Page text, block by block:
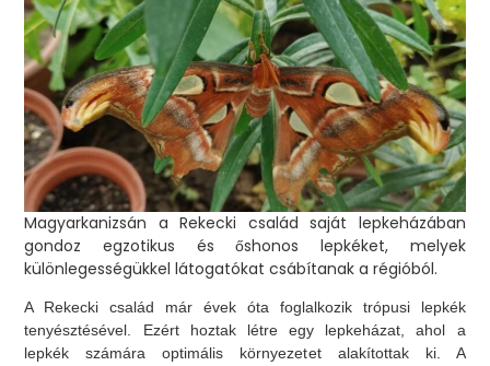
Magyarkanizsán a Rekecki család saját lepkeházában
gondoz egzotikus és őshonos lepkéket, melyek
különlegességükkel látogatókat csábítanak a régióból.
A Rekecki család már évek óta foglalkozik trópusi lepkék
tenyésztésével. Ezért hoztak létre egy lepkeházat, ahol a
lepkék számára optimális környezetet alakítottak ki. A